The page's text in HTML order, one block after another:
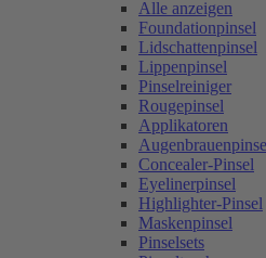
Alle anzeigen
Foundationpinsel
Lidschattenpinsel
Lippenpinsel
Pinselreiniger
Rougepinsel
Applikatoren
Concealer-Pinsel
Eyelinerpinsel
Highlighter-Pinsel
Maskenpinsel
Pinselsets